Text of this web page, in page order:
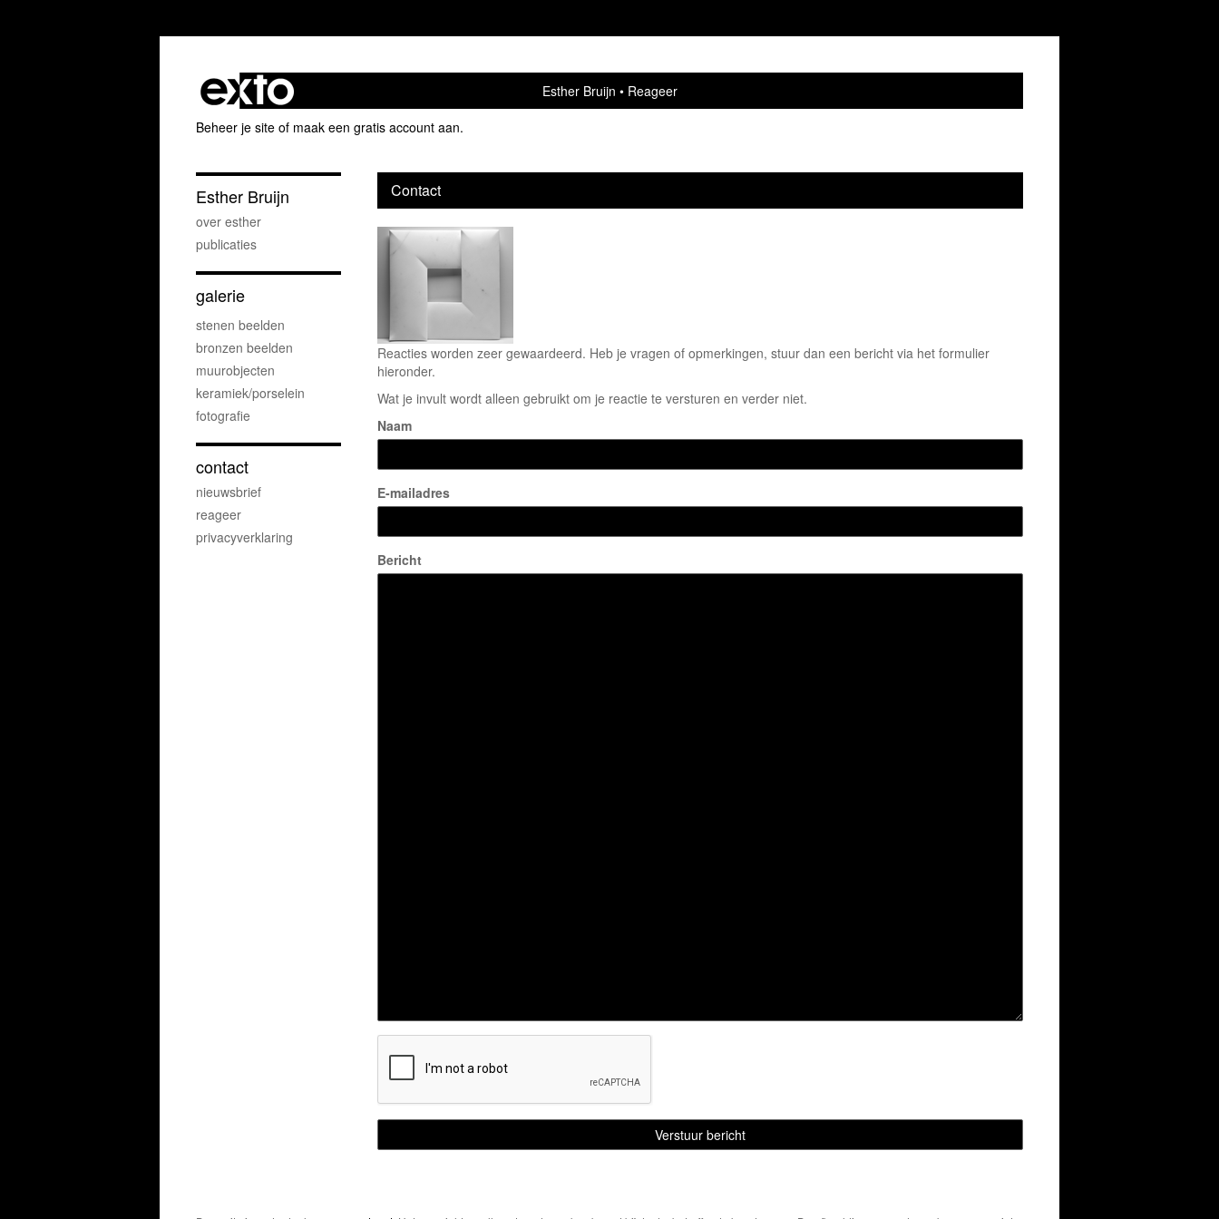
Esther Bruijn
Reageer
Beheer je site of maak een gratis account aan.
Contact
Reacties worden zeer gewaardeerd. Heb je vragen of opmerkingen, stuur dan een bericht via het formulier
hieronder.
Wat je invult wordt alleen gebruikt om je reactie te versturen en verder niet.
Naam
E-mailadres
Bericht
Esther Bruijn
over esther
publicaties
galerie
stenen beelden
bronzen beelden
muurobjecten
keramiek/porselein
fotografie
contact
nieuwsbrief
reageer
privacyverklaring